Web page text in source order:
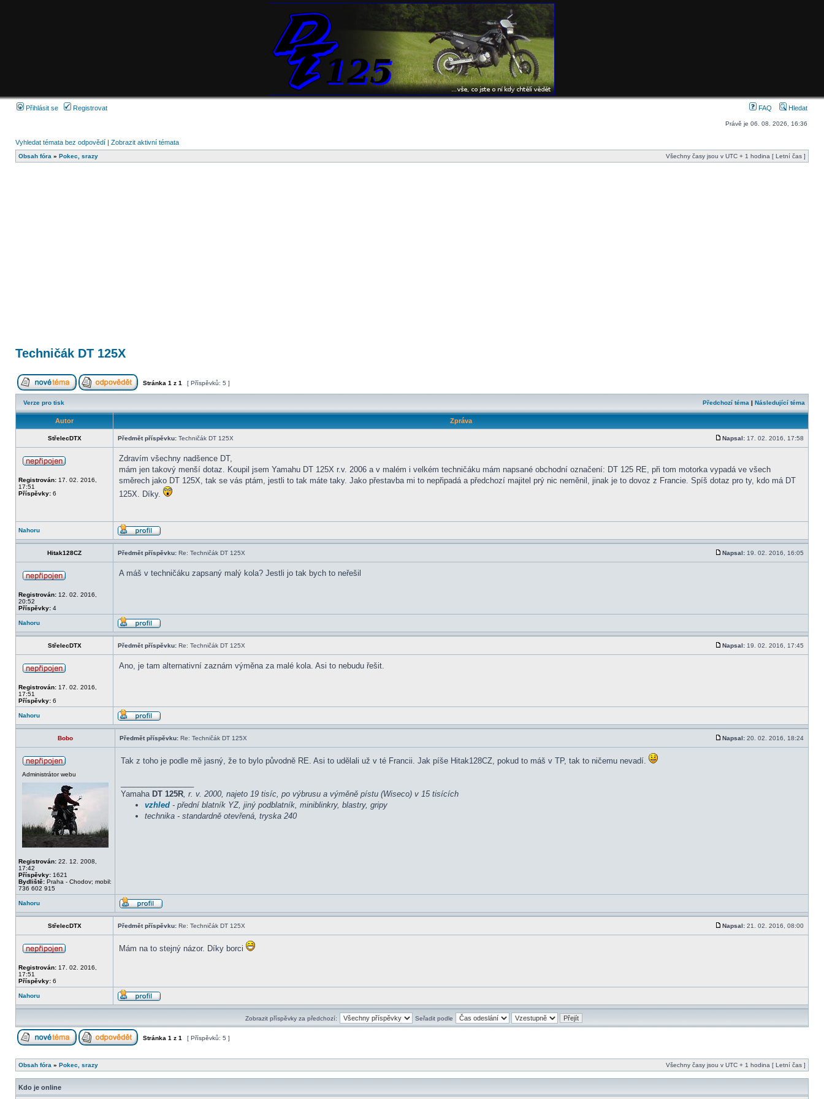
Přihlásit se Registrovat FAQ Hledat
Právě je 06. 08. 2026, 16:36
Vyhledat témata bez odpovědí | Zobrazit aktivní témata
Obsah fóra » Pokec, srazy Všechny časy jsou v UTC + 1 hodina [ Letní čas ]
Techničák DT 125X
Stránka 1 z 1 [ Příspěvků: 5 ]
Verze pro tisk Předchozí téma | Následující téma
Autor Zpráva
StřelecDTX Předmět příspěvku: Techničák DT 125X Napsal: 17. 02. 2016, 17:58
Registrován: 17. 02. 2016,
17:51
Příspěvky: 6
Zdravím všechny nadšence DT,
mám jen takový menší dotaz. Koupil jsem Yamahu DT 125X r.v. 2006 a v malém i velkém techničáku mám napsané obchodní označení: DT 125 RE, při tom motorka vypadá ve všech
směrech jako DT 125X, tak se vás ptám, jestli to tak máte taky. Jako přestavba mi to nepřipadá a předchozí majitel prý nic neměnil, jinak je to dovoz z Francie. Spíš dotaz pro ty, kdo má DT
125X. Díky.
Nahoru
Hitak128CZ Předmět příspěvku: Re: Techničák DT 125X Napsal: 19. 02. 2016, 16:05
Registrován: 12. 02. 2016,
20:52
Příspěvky: 4
A máš v techničáku zapsaný malý kola? Jestli jo tak bych to neřešil
Nahoru
StřelecDTX Předmět příspěvku: Re: Techničák DT 125X Napsal: 19. 02. 2016, 17:45
Registrován: 17. 02. 2016,
17:51
Příspěvky: 6
Ano, je tam alternativní zaznám výměna za malé kola. Asi to nebudu řešit.
Nahoru
Bobo Předmět příspěvku: Re: Techničák DT 125X Napsal: 20. 02. 2016, 18:24
Administrátor webu
Registrován: 22. 12. 2008,
17:42
Příspěvky: 1621
Bydliště: Praha - Chodov; mobil:
736 602 915
Tak z toho je podle mě jasný, že to bylo původně RE. Asi to udělali už v té Francii. Jak píše Hitak128CZ, pokud to máš v TP, tak to ničemu nevadí.
Yamaha DT 125R, r. v. 2000, najeto 19 tisíc, po výbrusu a výměně pístu (Wiseco) v 15 tisících
vzhled - přední blatník YZ, jiný podblatník, miniblinkry, blastry, gripy
technika - standardně otevřená, tryska 240
Nahoru
StřelecDTX Předmět příspěvku: Re: Techničák DT 125X Napsal: 21. 02. 2016, 08:00
Registrován: 17. 02. 2016,
17:51
Příspěvky: 6
Mám na to stejný názor. Díky borci
Nahoru
Zobrazit příspěvky za předchozí: Seřadit podle
Stránka 1 z 1 [ Příspěvků: 5 ]
Obsah fóra » Pokec, srazy Všechny časy jsou v UTC + 1 hodina [ Letní čas ]
Kdo je online